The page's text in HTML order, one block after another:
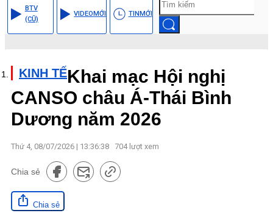
BTV
(CŨ)
VIDEOMỚI TINMỚI
KINH TẾKhai mạc Hội nghị
CANSO châu Á-Thái Bình
Dương năm 2026
Thứ 4, 08/07/2026 | 13:36:38 704lượt xem
Chia sẻ
Chia sẻ